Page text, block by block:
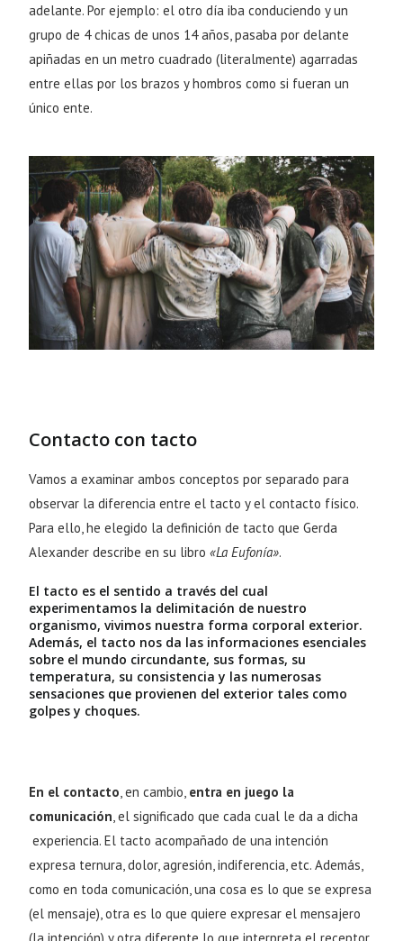
adelante. Por ejemplo: el otro día iba conduciendo y un
grupo de 4 chicas de unos 14 años, pasaba por delante
apiñadas en un metro cuadrado (literalmente) agarradas
entre ellas por los brazos y hombros como si fueran un
único ente.
Contacto con tacto
Vamos a examinar ambos conceptos por separado para
observar la diferencia entre el tacto y el contacto físico.
Para ello, he elegido la definición de tacto que Gerda
Alexander describe en su libro«La Eufonía».
El tacto es el sentido a través del cual
experimentamos la delimitación de nuestro
organismo, vivimos nuestra forma corporal exterior.
Además, el tacto nos da las informaciones esenciales
sobre el mundo circundante, sus formas, su
temperatura, su consistencia y las numerosas
sensaciones que provienen del exterior tales como
golpes y choques.
En el contacto, en cambio, entra en juego la
comunicación, el significado que cada cual le da a dicha
experiencia. El tacto acompañado de una intención
expresa ternura, dolor, agresión, indiferencia, etc. Además,
como en toda comunicación, una cosa es lo que se expresa
(el mensaje), otra es lo que quiere expresar el mensajero